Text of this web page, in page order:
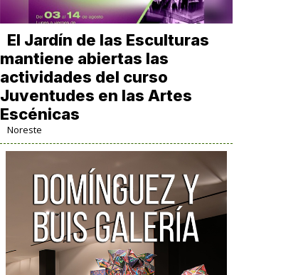
El Jardín de las Esculturas
mantiene abiertas las
actividades del curso
Juventudes en las Artes
Escénicas
Noreste